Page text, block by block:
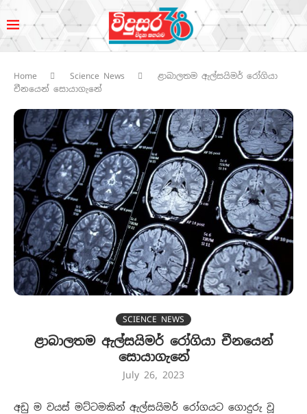
Home Science News
ළාබාලතම ඇල්සයිමර් රෝගියා
චීනයෙන් සොයාගැනේ
SCIENCE NEWS
ළාබාලතම ඇල්සයිමර් රෝගියා චීනයෙන්
සොයාගැනේ
July 26, 2023
අඩු ම වයස් මට්ටමකින් ඇල්සයිමර් රෝගයට ගොදුරු වූ